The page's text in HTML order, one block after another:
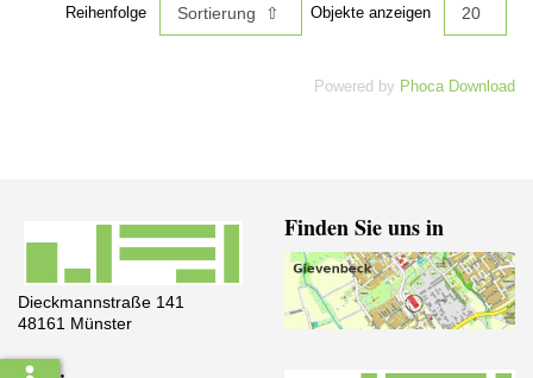
Reihenfolge Objekte anzeigen
Powered by Phoca Download
Dieckmannstraße 141
48161 Münster
Finden Sie uns in